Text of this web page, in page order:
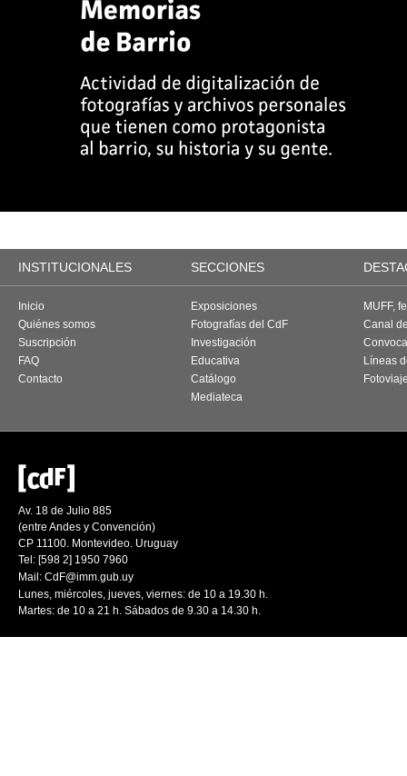
INSTITUCIONALES SECCIONES
Inicio
Quiénes somos
Suscripción
FAQ
Contacto
Exposiciones
Fotografías del CdF
Investigación
Educativa
Catálogo
Mediateca
MUFF,
Canal
Líneas
Av. 18 de Julio 885
(entre Andes y Convención)
CP 11100. Montevideo. Uruguay
Tel: [598 2] 1950 7960
Mail: CdF@imm.gub.uy
Lunes, miércoles, jueves, viernes: de 10 a 19.30 h.
Martes: de 10 a 21 h. Sábados de 9.30 a 14.30 h.